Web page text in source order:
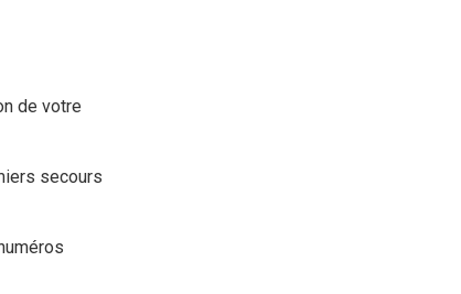
de votre
secours